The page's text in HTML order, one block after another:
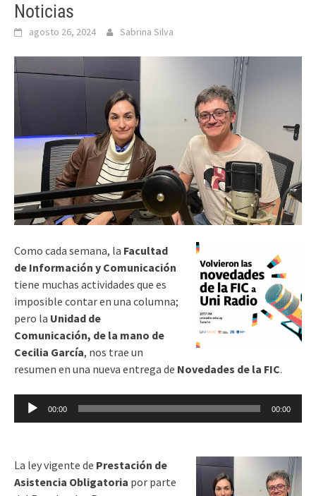
Noticias
agosto 26, 2024 Sabrina Silva
Como cada semana, la Facultad
de Información y Comunicación
tiene muchas actividades que es
imposible contar en una columna;
pero la Unidad de
Comunicación, de la mano de
Cecilia García, nos trae un
resumen en una nueva entrega de Novedades de la FIC.
Reproductor
00:00 00:00
La ley vigente de Prestación de
Asistencia Obligatoria por parte